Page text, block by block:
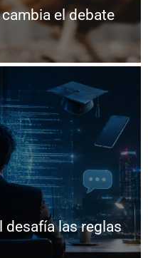
el debate
las reglas